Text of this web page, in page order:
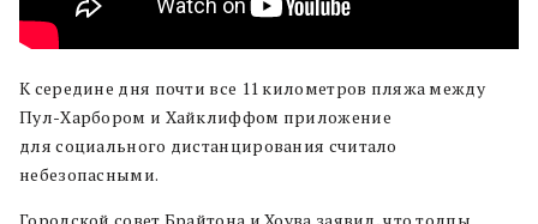
К середине дня почти все 11 километров пляжа между
Пул-Харбором и Хайклиффом приложение
для социального дистанцирования считало
небезопасными.